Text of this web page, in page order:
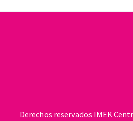
Derechos reservados IMEK